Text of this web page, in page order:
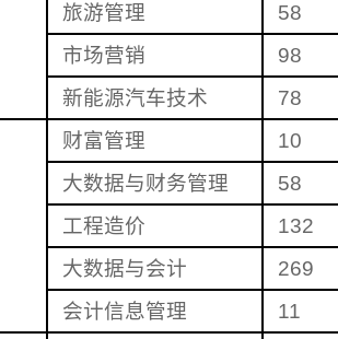
旅游管理
58
市场营销
98
新能源汽车技术
78
财富管理
10
大数据与财务管理
58
工程造价
132
大数据与会计
269
会计信息管理
11